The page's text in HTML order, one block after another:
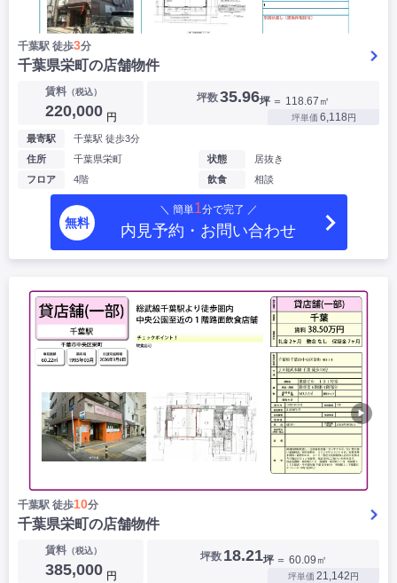
千葉駅 徒歩3分
千葉県栄町の店舗物件
賃料（税込）
220,000 円
坪数35.96坪 ＝ 118.67㎡
坪単価 6,118円
最寄駅
千葉駅 徒歩3分
住所
千葉県栄町
フロア
4階
状態
居抜き
飲食
相談
無料
＼ 簡単1分で完了 ／
内見予約・お問い合わせ
▶
千葉駅 徒歩10分
千葉県栄町の店舗物件
賃料（税込）
385,000 円
坪数 18.21坪 ＝ 60.09㎡
坪単価 21,142円